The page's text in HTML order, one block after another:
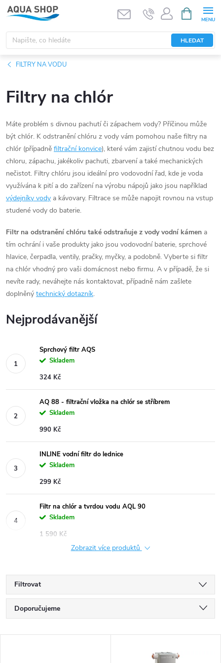
Přejít
na
obsah
HLEDAT
NÁKUPNÍ
KOŠÍK
FILTRY NA VODU
Filtry na chlór
Máte problém s divnou pachutí či zápachem vody? Příčinou může
být chlór. K odstranění chlóru z vody vám pomohou naše filtry na
chlór (případně filtrační konvice), které vám zajistí chutnou vodu bez
chloru, zápachu, jakékoliv pachuti, zbarvení a také mechanických
nečistot. Filtry chlóru jsou ideální pro vodovodní řad, kde je voda
využívána k pití a do zařízení na výrobu nápojů jako jsou například
výdejníky vody a kávovary. Filtrace se může napojit rovnou na vstup
studené vody do baterie.
Filtr na odstranění chlóru také odstraňuje z vody vodní kámen a
tím ochrání i vaše produkty jako jsou vodovodní baterie, sprchové
hlavice, čerpadla, ventily, pračky, myčky, a podobně. Vyberte si filtr
na chlór vhodný pro vaši domácnost nebo firmu. A v případě, že si
nevíte rady, neváhejte nás kontaktovat, případně nám zašlete
doplněný technický dotazník.
Nejprodávanější
Sprchový filtr AQS
Skladem
324 Kč
AQ 88 - filtrační vložka na chlór se stříbrem
Skladem
990 Kč
INLINE vodní filtr do lednice
Skladem
299 Kč
Filtr na chlór a tvrdou vodu AQL 90
Skladem
1 590 Kč
Zobrazit více produktů
Filtrovat
Ř
a
Doporučujeme